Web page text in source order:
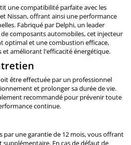
une compatibilité parfaite avec les
Nissan, offrant ainsi une performance
Fabriqué par Delphi, un leader
composants automobiles, cet injecteur
optimal et une combustion efficace,
et améliorant l'efficacité énergétique.
être effectuée par un professionnel
et prolonger sa durée de vie.
recommandé pour prévenir toute
continue.
par une garantie de 12 mois, vous offrant
En cas de défaut de